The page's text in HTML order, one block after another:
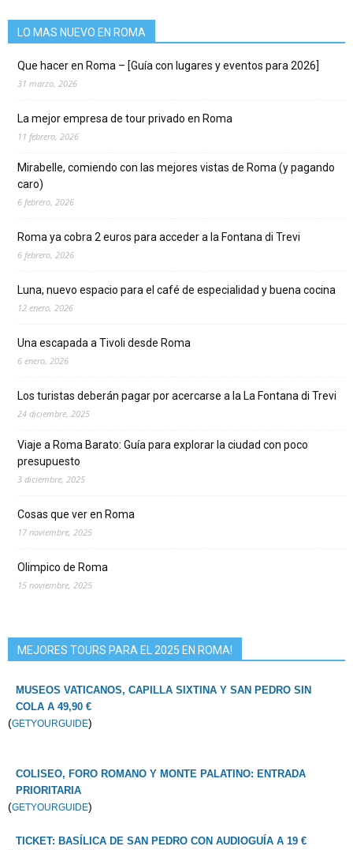
LO MAS NUEVO EN ROMA
Que hacer en Roma – [Guía con lugares y eventos para 2026]
31 marzo, 2026
La mejor empresa de tour privado en Roma
11 febrero, 2026
Mirabelle, comiendo con las mejores vistas de Roma (y pagando
caro)
6 febrero, 2026
Roma ya cobra 2 euros para acceder a la Fontana di Trevi
6 febrero, 2026
Luna, nuevo espacio para el café de especialidad y buena cocina
12 enero, 2026
Una escapada a Tivoli desde Roma
6 enero, 2026
Los turistas deberán pagar por acercarse a la La Fontana di Trevi
24 diciembre, 2025
Viaje a Roma Barato: Guía para explorar la ciudad con poco
presupuesto
3 diciembre, 2025
Cosas que ver en Roma
17 noviembre, 2025
Olimpico de Roma
15 noviembre, 2025
MEJORES TOURS PARA EL 2025 EN ROMA!
MUSEOS VATICANOS, CAPILLA SIXTINA Y SAN PEDRO SIN
COLA A 49,90 €
(GETYOURGUIDE)
COLISEO, FORO ROMANO Y MONTE PALATINO: ENTRADA
PRIORITARIA
(GETYOURGUIDE)
TICKET: BASÍLICA DE SAN PEDRO CON AUDIOGUÍA A 19 €